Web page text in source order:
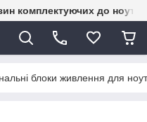
комплектуючих до
блоки живлення для